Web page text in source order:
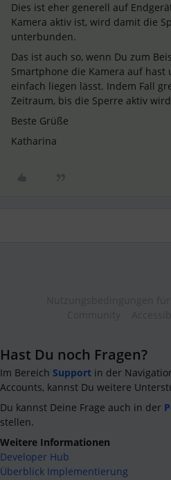
Dies ist eher generell auf
Kamera aktiv ist, wird damit die
unterbunden.
Das ist auch so, wenn Du zum
Smartphone die Kamera auf hast
einfach liegen lässt. Indem Fall
Zeitraum, bis die Sperre aktiv
Beste Grüße
Katharina
Hast Du noch Fragen?
Im Bereich Support in der
Accounts, kannst Du weitere
Du kannst Deine Frage auch in der
stellen.
Weitere Informationen
Developer Hub
Überblick Implementierung